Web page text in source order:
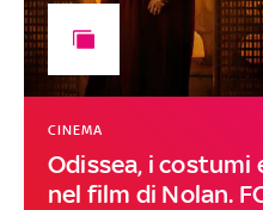
Odissea, i
nel film di Nolan.
CINEMA